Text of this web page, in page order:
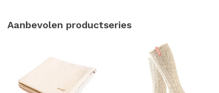
Aanbevolen productseries